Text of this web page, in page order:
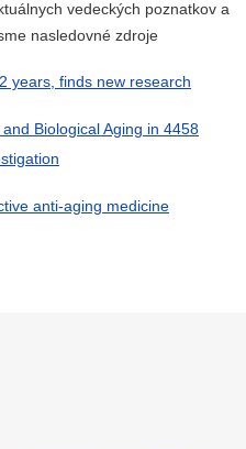
vedeckých poznatkov a
nasledovné zdroje
years, finds new research
Biological Aging in 4458
anti-aging medicine